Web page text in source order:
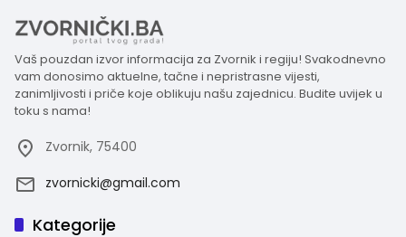
Vaš pouzdan izvor informacija za Zvornik i regiju! Svakodnevno
vam donosimo aktuelne, tačne i nepristrasne vijesti,
zanimljivosti i priče koje oblikuju našu zajednicu. Budite uvijek u
toku s nama!
Zvornik, 75400
zvornicki@gmail.com
Kategorije